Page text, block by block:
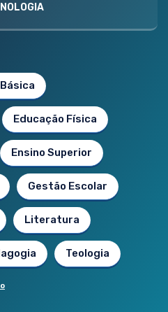
Educação Física
Ensino Superior
Gestão Escolar
Literatura
Teologia